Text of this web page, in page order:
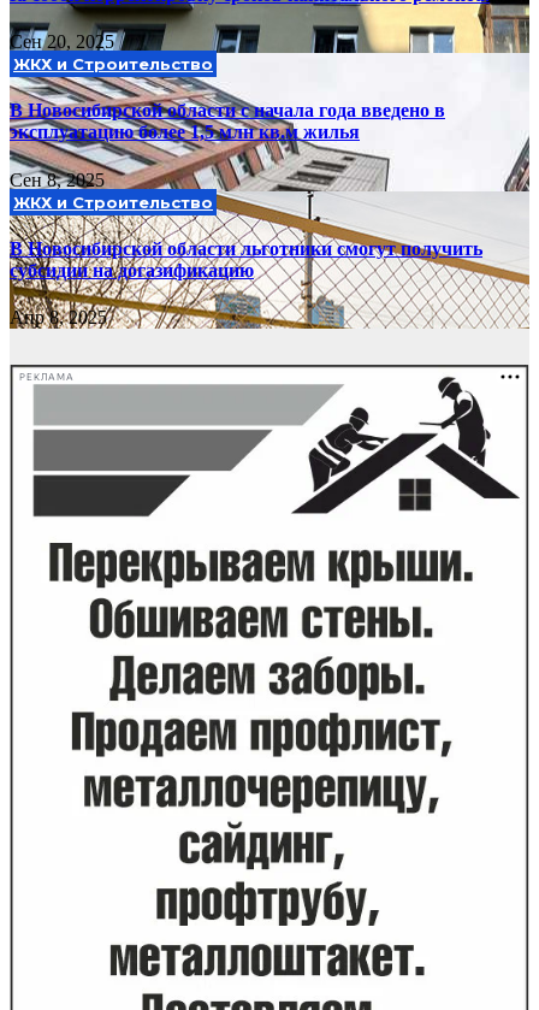
Сен 20, 2025
ЖКХ и Строительство
В Новосибирской области с начала года введено в
эксплуатацию более 1,5 млн кв.м жилья
Сен 8, 2025
ЖКХ и Строительство
В Новосибирской области льготники смогут получить
субсидии на догазификацию
Апр 8, 2025
РЕКЛАМА